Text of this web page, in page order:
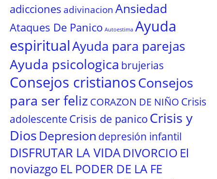
adicciones adivinacionAnsiedad
Ataques De Panico Autoestima Ayuda
espiritualAyuda para parejas
Ayuda psicologica brujerias
Consejos cristianosConsejos
para ser feliz CORAZON DE NIÑO Crisis
adolescente Crisis de panicoCrisis y
Dios Depresion depresión infantil
DISFRUTAR LA VIDADIVORCIO El
noviazgo EL PODER DE LA FE